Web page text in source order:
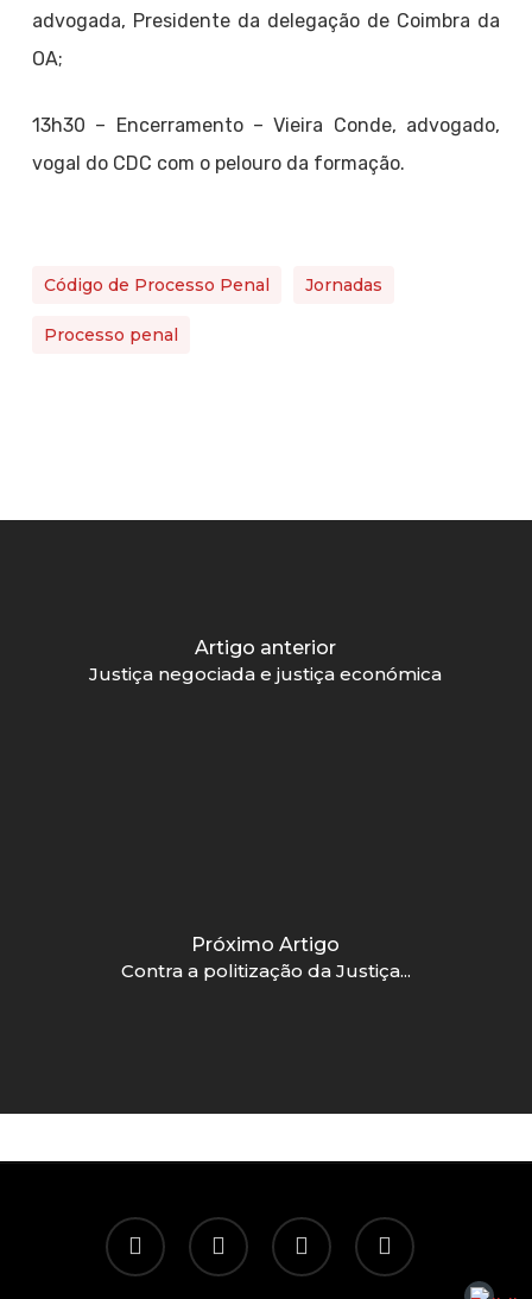
advogada, Presidente da delegação de Coimbra da
OA;
13h30 – Encerramento – Vieira Conde, advogado,
vogal do CDC com o pelouro da formação.
Código de Processo Penal Jornadas
Processo penal
Artigo anterior
Justiça negociada e justiça económica
Próximo Artigo
Contra a politização da Justiça...
twitter facebook linkedin email